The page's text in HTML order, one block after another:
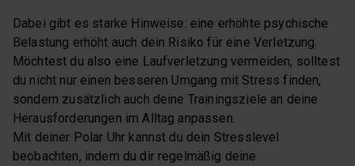
Dabei gibt es starke Hinweise: eine erhöhte psychische
Belastung erhöht auch dein Risiko für eine Verletzung.
Möchtest du also eine Laufverletzung vermeiden, solltest
du nicht nur einen besseren Umgang mit Stress finden,
sondern zusätzlich auch deine Trainingsziele an deine
Herausforderungen im Alltag anpassen.
Mit deiner Polar Uhr kannst du dein Stresslevel
beobachten, indem du dir regelmäßig deine